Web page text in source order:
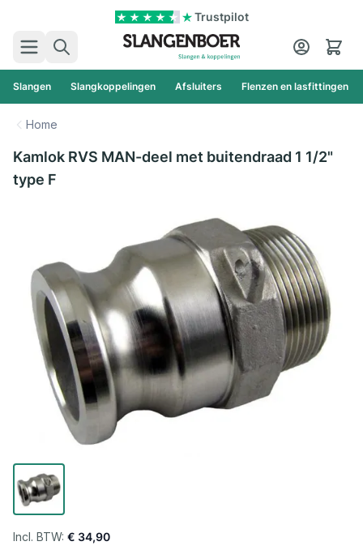
Trustpilot
Zoek
Cart
Slangen Slangkoppelingen Afsluiters Flenzen en lasfittingen
Home
Kamlok RVS MAN-deel met buitendraad 1 1/2"
type F
€ 34,90